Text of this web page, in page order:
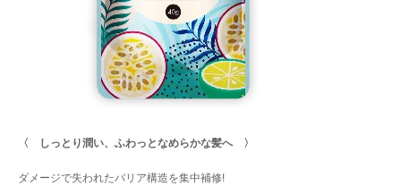
〈 しっとり潤い、ふわっとなめらかな髪へ 〉
ダメージで失われたバリア構造を集中補修!